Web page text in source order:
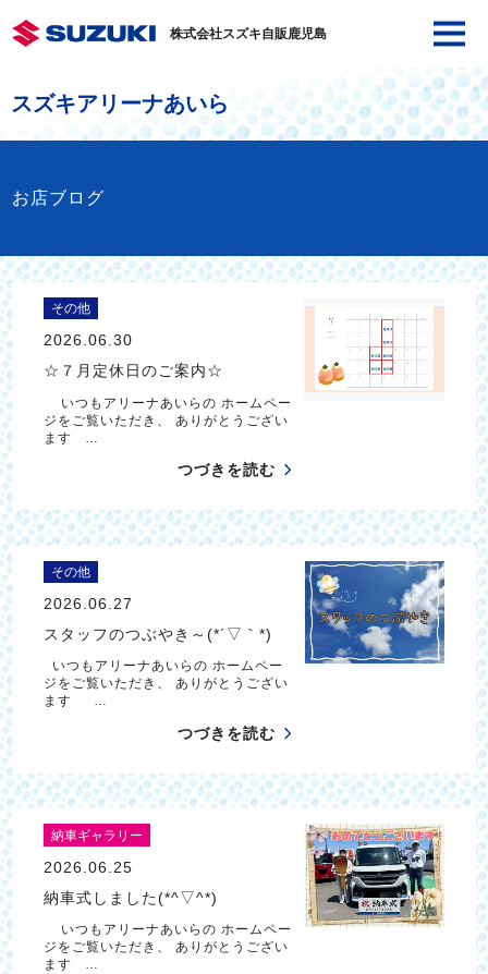
株式会社スズキ自販鹿児島
スズキアリーナあいら
お店ブログ
その他
2026.06.30
☆７月定休日のご案内☆
いつもアリーナあいらの ホームペー
ジをご覧いただき、 ありがとうござい
ます …
つづきを読む
その他
2026.06.27
スタッフのつぶやき～(*´▽｀*)
いつもアリーナあいらの ホームペー
ジをご覧いただき、 ありがとうござい
ます …
つづきを読む
納車ギャラリー
2026.06.25
納車式しました(*^▽^*)
いつもアリーナあいらの ホームペー
ジをご覧いただき、 ありがとうござい
ます …